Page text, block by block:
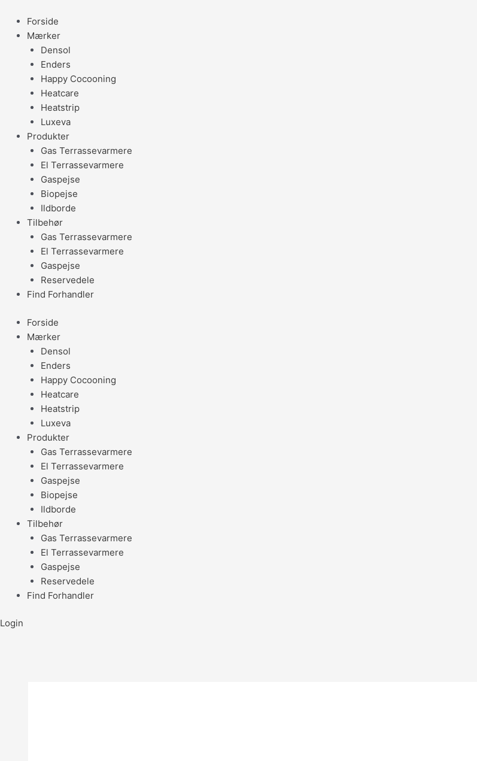
indholdet
Forside
Mærker
Densol
Enders
Happy Cocooning
Heatcare
Heatstrip
Luxeva
Produkter
Gas Terrassevarmere
El Terrassevarmere
Gaspejse
Biopejse
Ildborde
Tilbehør
Gas Terrassevarmere
El Terrassevarmere
Gaspejse
Reservedele
Find Forhandler
Forside
Mærker
Densol
Enders
Happy Cocooning
Heatcare
Heatstrip
Luxeva
Produkter
Gas Terrassevarmere
El Terrassevarmere
Gaspejse
Biopejse
Ildborde
Tilbehør
Gas Terrassevarmere
El Terrassevarmere
Gaspejse
Reservedele
Find Forhandler
Login